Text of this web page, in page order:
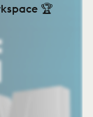
🏆